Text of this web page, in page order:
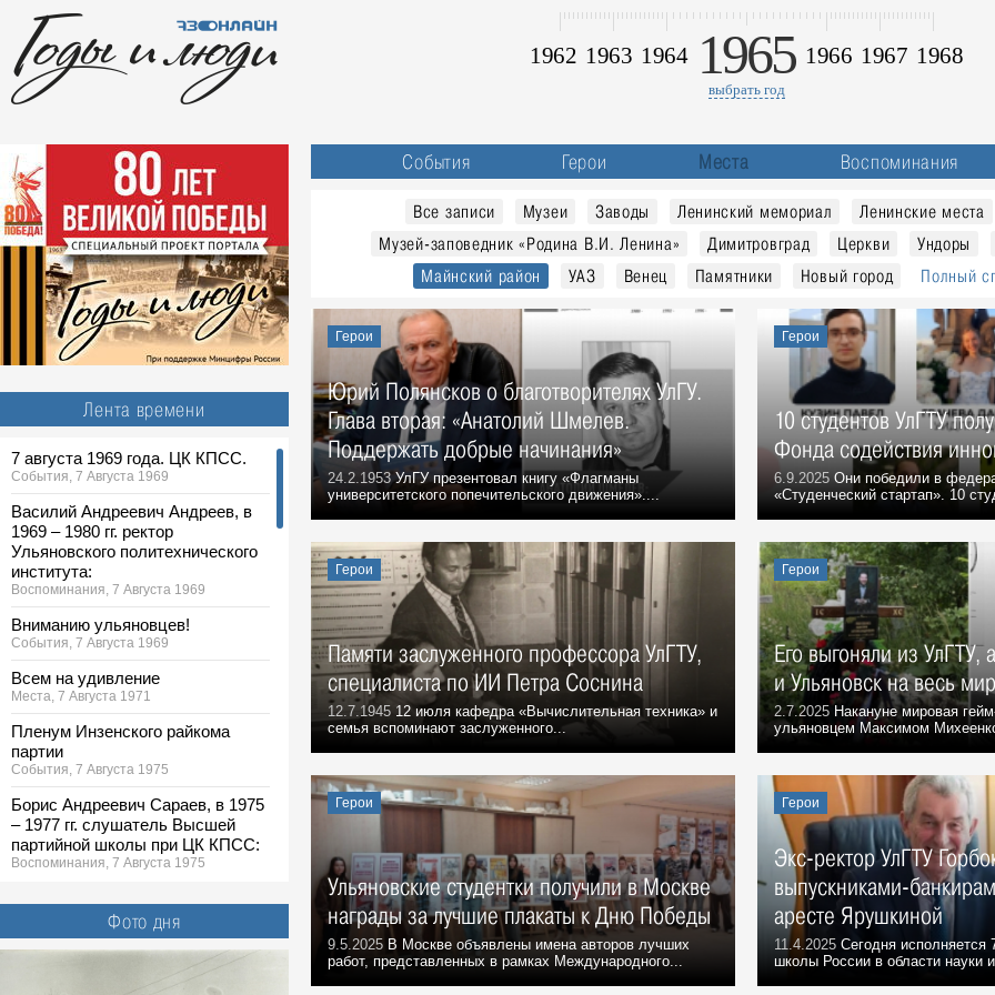
1965
1962 1963 1964 1966 1967 1968
выбрать год
Лента времени
7 августа 1969 года. ЦК КПСС.
События, 7 Августа 1969
Василий Андреевич Андреев, в
1969 – 1980 гг. ректор
Ульяновского политехнического
института:
Воспоминания, 7 Августа 1969
Вниманию ульяновцев!
События, 7 Августа 1969
Всем на удивление
Места, 7 Августа 1971
Пленум Инзенского райкома
партии
События, 7 Августа 1975
Борис Андреевич Сараев, в 1975
– 1977 гг. слушатель Высшей
партийной школы при ЦК КПСС:
Воспоминания, 7 Августа 1975
1961-1974 гг. первый секретарь
Инзенского райкома КПСС,
почетный гражданин
Фото дня
События Герои Места Воспоминания
Все записи Музеи Заводы Ленинский мемориал Ленинские места
Музей-заповедник «Родина В.И. Ленина»
Димитровград Церкви Ундоры
Майнский район
УАЗ Венец Памятники Новый город Полный
Герои
Юрий Полянсков о благотворителях УлГУ.
Глава вторая: «Анатолий Шмелев.
Поддержать добрые начинания»
24.2.1953УлГУ презентовал книгу «Флагманы
университетского попечительского движения»....
Герои
10 студентов УлГТУ
Фонда содействия
6.9.2025 Они победили в
«Студенческий стартап». 10
Герои
Памяти заслуженного профессора УлГТУ,
специалиста по ИИ Петра Соснина
12.7.1945 12 июля кафедра «Вычислительная техника» и
семья вспоминают заслуженного...
Герои
Его выгоняли из УлГТУ,
и Ульяновск на весь мир
2.7.2025 Накануне мировая
ульяновцем Максимом
Герои
Ульяновские студентки получили в Москве
награды за лучшие плакаты к Дню Победы
9.5.2025 В Москве объявлены имена авторов лучших
работ, представленных в рамках Международного...
Герои
Экс-ректор УлГТУ
выпускниками-
аресте Ярушкиной
11.4.2025 Сегодня исполняется
школы России в области науки